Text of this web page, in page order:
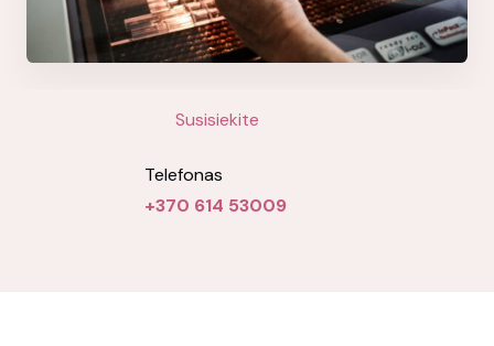
Susisiekite
Telefonas
+370 614 53009